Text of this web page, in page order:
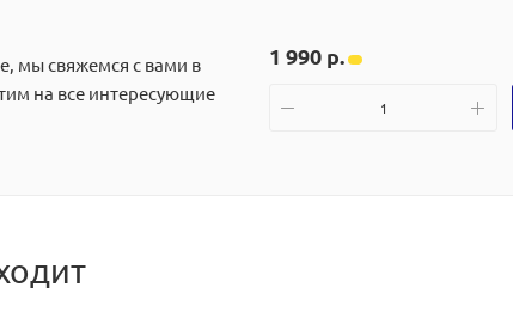
мы свяжемся с вами в
на все интересующие
1 990 р.